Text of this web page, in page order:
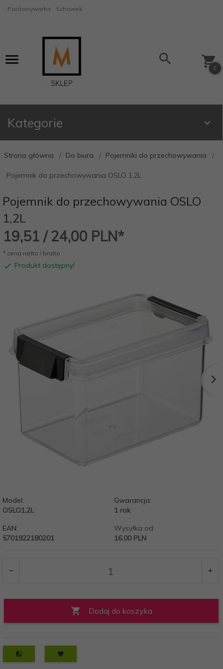
Porównywarka Schowek
0
Kategorie
Strona główna Do biura Pojemniki do przechowywania
Pojemnik do przechowywania OSLO 1,2L
Pojemnik do przechowywania OSLO
1,2L
19,51 / 24,00 PLN*
* cena netto / brutto
Produkt dostępny!
Model:
OSLO1,2L
Gwarancja:
1 rok
EAN:
5701922180201
Wysyłka od:
16.00 PLN
Dodaj do koszyka